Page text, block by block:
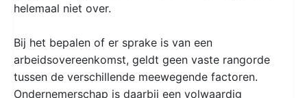
helemaal niet over.
Bij het bepalen of er sprake is van een
arbeidsovereenkomst, geldt geen vaste rangorde
tussen de verschillende meewegende factoren.
Ondernemerschap is daarbij een volwaardig